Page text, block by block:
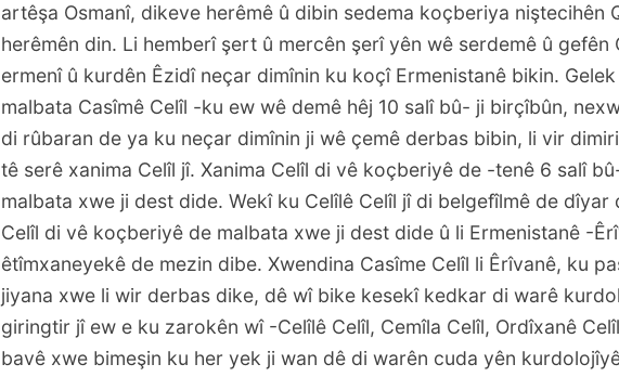
artêşa Osmanî, dikeve herêmê û dibin sedema koçberiya niştecihên
herêmên din. Li hemberî şert û mercên şerî yên wê serdemê û gefên
ermenî û kurdên Êzidî neçar dimînin ku koçî Ermenistanê bikin.
malbata Casîmê Celîl -ku ew wê demê hêj 10 salî bû- ji birçîbûn,
di rûbaran de ya ku neçar dimînin ji wê çemê derbas bibin, li vir
tê serê xanima Celîl jî. Xanima Celîl di vê koçberiyê de -tenê 6 salî
malbata xwe ji dest dide. Wekî ku Celîlê Celîl jî di belgefîlmê de dîyar
Celîl di vê koçberiyê de malbata xwe ji dest dide û li Ermenistanê -
êtîmxaneyekê de mezin dibe. Xwendina Casîme Celîl li Êrîvanê, ku
jiyana xwe li wir derbas dike, dê wî bike kesekî kedkar di warê
giringtir jî ew e ku zarokên wî -Celîlê Celîl, Cemîla Celîl, Ordîxanê
bavê xwe bimeşin ku her yek ji wan dê di warên cuda yên